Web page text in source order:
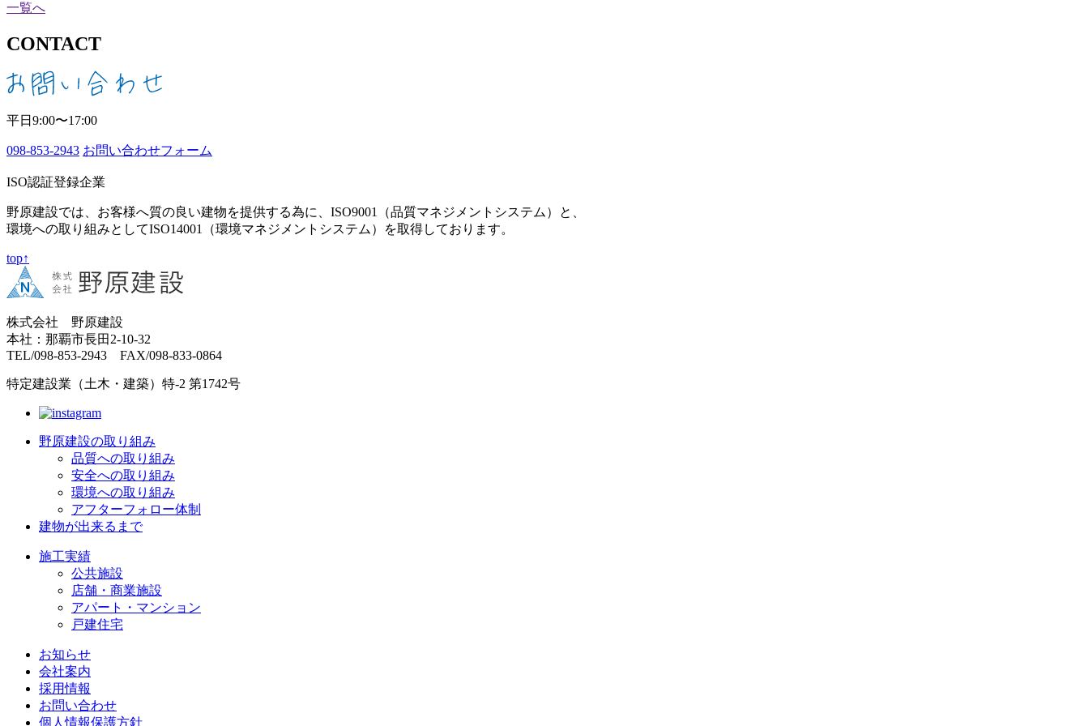
一覧へ
CONTACT
平日9:00〜17:00
098-853-2943 お問い合わせフォーム
ISO認証登録企業
野原建設では、お客様へ質の良い建物を提供する為に、ISO9001（品質マネジメントシステム）と、
環境への取り組みとしてISO14001（環境マネジメントシステム）を取得しております。
top↑
株式会社 野原建設
本社：那覇市長田2-10-32
TEL/098-853-2943 FAX/098-833-0864
特定建設業（土木・建築）特-2 第1742号
野原建設の取り組み
品質への取り組み
安全への取り組み
環境への取り組み
アフターフォロー体制
建物が出来るまで
施工実績
公共施設
店舗・商業施設
アパート・マンション
戸建住宅
お知らせ
会社案内
採用情報
お問い合わせ
個人情報保護方針